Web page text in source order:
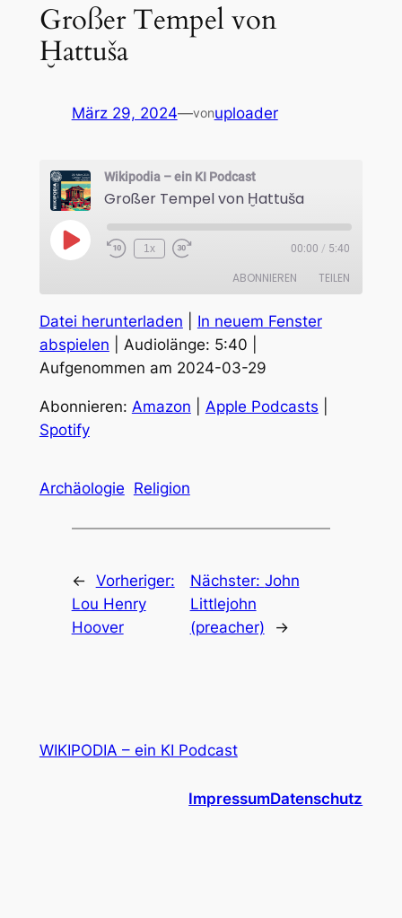
Großer Tempel von
Ḫattuša
März 29, 2024—vonuploader
Wikipodia – ein KI Podcast
Großer Tempel von Ḫattuša
Play
Episode
1x 00:00 / 5:40
ABONNIEREN TEILEN
Amazon Apple Podcasts
TEILEN
LINK
EMBED
Datei herunterladen
In neuem Fenster
abspielen
Audiolänge: 5:40
Aufgenommen am 2024-03-29
Abonnieren: Amazon Apple Podcasts
Spotify
Archäologie Religion
← Vorheriger:
Lou Henry
Hoover
Nächster: John
Littlejohn
(preacher)
→
WIKIPODIA – ein KI Podcast
ImpressumDatenschutz